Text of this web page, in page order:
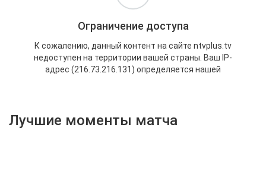
Лучшие моменты матча